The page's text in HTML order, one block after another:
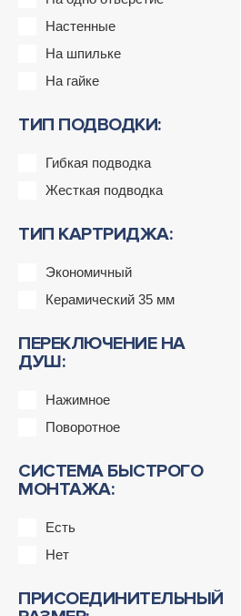
Настенные
На шпильке
На гайке
ТИП ПОДВОДКИ:
Гибкая подводка
Жесткая подводка
ТИП КАРТРИДЖА:
Экономичный
Керамический 35 мм
ПЕРЕКЛЮЧЕНИЕ НА
ДУШ:
Нажимное
Поворотное
СИСТЕМА БЫСТРОГО
МОНТАЖА:
Есть
Нет
ПРИСОЕДИНИТЕЛЬНЫЙ